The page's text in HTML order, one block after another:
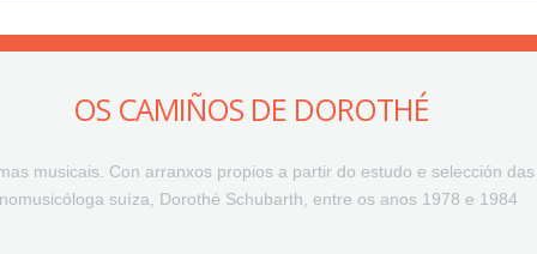
OS CAMIÑOS DE DOROTHÉ
musicais. Con arranxos propios a partir do estudo e selección
suíza, Dorothé Schubarth, entre os anos 1978 e 1984